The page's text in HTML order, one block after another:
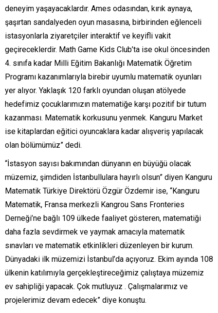
deneyim yaşayacaklardır. Ames odasından, kırık aynaya,
şaşırtan sandalyeden oyun masasına, birbirinden eğlenceli
istasyonlarla ziyaretçiler interaktif ve keyifli vakit
geçireceklerdir. Math Game Kids Club’ta ise okul öncesinden
4. sınıfa kadar Milli Eğitim Bakanlığı Matematik Öğretim
Programı kazanımlarıyla birebir uyumlu matematik oyunları
yer alıyor. Yaklaşık 120 farklı oyundan oluşan atölyede
hedefimiz çocuklarımızın matematiğe karşı pozitif bir tutum
kazanması. Matematik korkusunu yenmek. Kanguru Market
ise kitaplardan eğitici oyuncaklara kadar alışveriş yapılacak
olan bölümümüz” dedi.
“İstasyon sayısı bakımından dünyanın en büyüğü olacak
müzemiz, şimdiden İstanbullulara hayırlı olsun” diyen Kanguru
Matematik Türkiye Direktörü Özgür Özdemir ise, “Kanguru
Matematik, Fransa merkezli Kangrou Sans Fronteries
Derneği’ne bağlı 109 ülkede faaliyet gösteren, matematiği
daha fazla sevdirmek ve yaymak amacıyla matematik
sınavları ve matematik etkinlikleri düzenleyen bir kurum.
Dünyadaki ilk müzemizi İstanbul’da açıyoruz. Ekim ayında 108
ülkenin katılımıyla gerçekleştireceğimiz çalıştaya müzemiz
ev sahipliği yapacak. Çok mutluyuz . Çalışmalarımız ve
projelerimiz devam edecek” diye konuştu.